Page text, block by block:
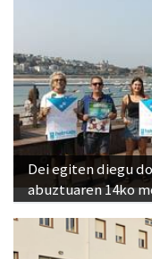
Dei egiten diegu
abuztuaren 14ko